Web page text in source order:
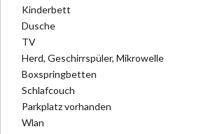
Kinderbett
Dusche
TV
Herd, Geschirrspüler, Mikrowelle
Boxspringbetten
Schlafcouch
Parkplatz vorhanden
Wlan